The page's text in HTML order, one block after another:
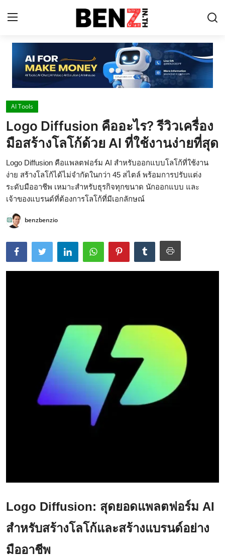
Home
Contact
AI Tools
ChatGPT Prompts
ThaiGPT Builder
คอร์สเรียน ChatGPT
AI Tools
Logo Diffusion คืออะไร? รีวิวเครื่อง
มือสร้างโลโก้ด้วย AI ที่ใช้งานง่ายที่สุด
Logo Diffusion คือแพลตฟอร์ม AI สำหรับออกแบบโลโก้ที่ใช้งาน
ง่าย สร้างโลโก้ได้ไม่จำกัดในกว่า 45 สไตล์ พร้อมการปรับแต่ง
ระดับมืออาชีพ เหมาะสำหรับธุรกิจทุกขนาด นักออกแบบ และ
เจ้าของแบรนด์ที่ต้องการโลโก้ที่มีเอกลักษณ์
benzbenzio
Logo Diffusion: สุดยอดแพลตฟอร์ม AI
สำหรับสร้างโลโก้และสร้างแบรนด์อย่าง
มืออาชีพ